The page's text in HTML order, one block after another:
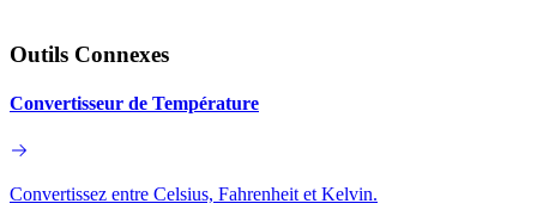
Outils Connexes
Convertisseur de Température
Convertissez entre Celsius, Fahrenheit et Kelvin.